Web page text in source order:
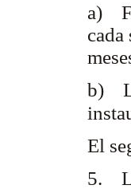
a)
cada
b)
El
5.